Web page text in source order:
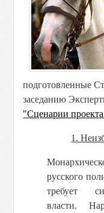
подготовленные
заседанию
"Сценарии
1.
русского
требует
власти.